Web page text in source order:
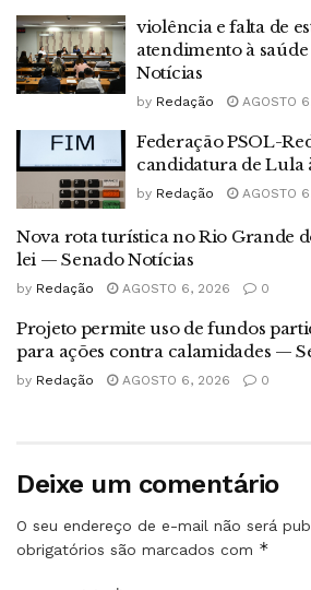
violência e falta de
atendimento à
Notícias
by Redação AGOSTO
Federação PSOL-
candidatura de Lula
by Redação AGOSTO
Nova rota turística no Rio Grande
lei — Senado Notícias
by Redação AGOSTO 6, 2026 0
Projeto permite uso de fundos
para ações contra calamidades —
by Redação AGOSTO 6, 2026 0
Deixe um comentário
O seu endereço de e-mail não será
obrigatórios são marcados com *